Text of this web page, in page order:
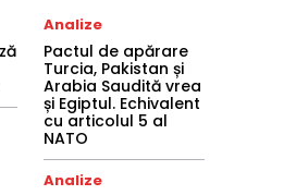
Analize
Pactul de apărare
Turcia, Pakistan și
Arabia Saudită vrea
și Egiptul. Echivalent
cu articolul 5 al
NATO
Analize